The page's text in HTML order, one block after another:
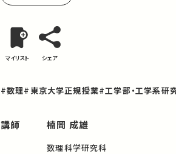
マイリスト シェア
#数理#東京大学正規授業#工学部・工学系研
講師 楠岡 成雄
数理科学研究科